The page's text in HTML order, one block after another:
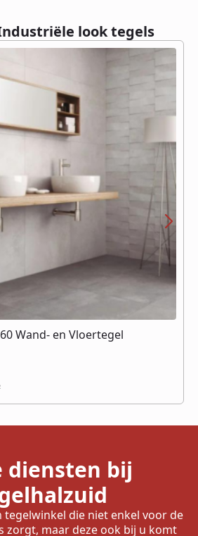
look tegels
Wand- en Vloertegel
diensten bij
tegelwinkel die niet enkel voor de
zorgt, maar deze ook bij u komt